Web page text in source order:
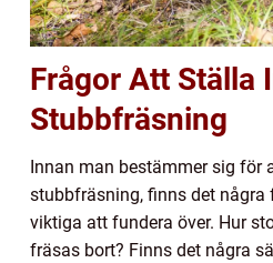
Frågor Att Ställa
Stubbfräsning
Innan man bestämmer sig för
stubbfräsning, finns det några
viktiga att fundera över. Hur
fräsas bort? Finns det några